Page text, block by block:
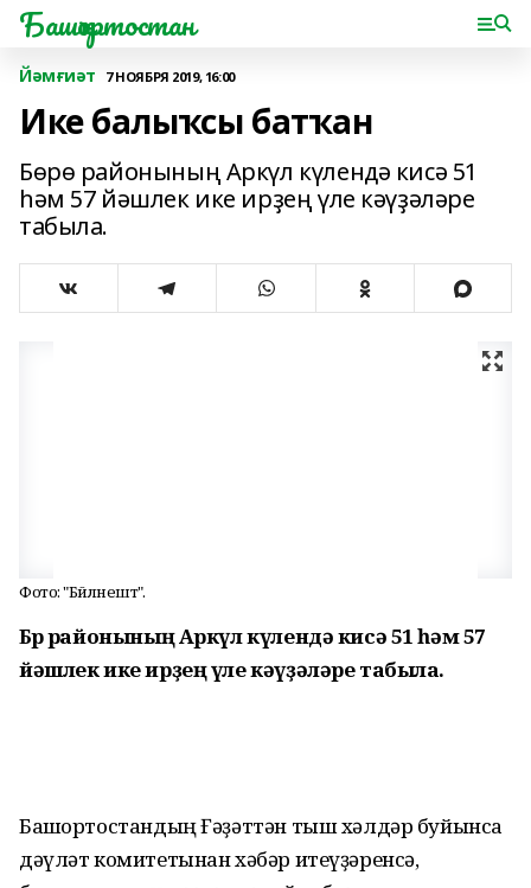
Башҡортостан
Йәмғиәт 7 НОЯБРЯ 2019, 16:00
Ике балыҡсы батҡан
Бөрө районының Аркүл күлендә кисә 51
һәм 57 йәшлек ике ирҙең үле кәүҙәләре
табыла.
Фото: "Бәйләнештә".
Бөрө районының Аркүл күлендә кисә 51 һәм 57
йәшлек ике ирҙең үле кәүҙәләре табыла.
Башҡортостандың Ғәҙәттән тыш хәлдәр буйынса
дәүләт комитетынан хәбәр итеүҙәренсә,